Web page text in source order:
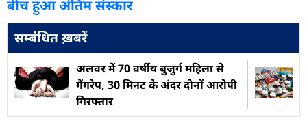
बीच हुआ अंतिम संस्कार
सम्बंधित ख़बरें
अलवर में 70 वर्षीय बुजुर्ग महिला से
गैंगरेप, 30 मिनट के अंदर दोनों आरोपी
गिरफ्तार